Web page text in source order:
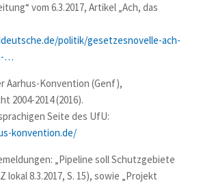
vom 6.3.2017, Artikel „Ach, das
politik/gesetzesnovelle-ach-
…
Aarhus-Konvention (Genf),
2004-2014 (2016).
Seite des UfU:
konvention.de/
„Pipeline soll Schutzgebiete
lokal 8.3.2017, S. 15), sowie „Projekt